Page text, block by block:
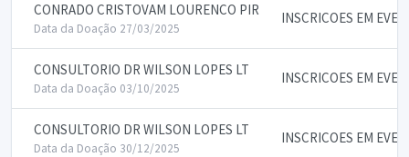
CONRADO CRISTOVAM LOURENCO PIR
Data da Doação 27/03/2025
INSCRICOES EM
CONSULTORIO DR WILSON LOPES LT
Data da Doação 03/10/2025
INSCRICOES EM
CONSULTORIO DR WILSON LOPES LT
Data da Doação 30/12/2025
INSCRICOES EM